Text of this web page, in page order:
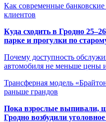
Как современные
клиентов
Куда сходить в Гродно
парке и прогулки по
Почему доступность
автомобиля не меньше цены
Трансферная модель
раньше грандов
Пока взрослые выпивали,
Гродно возбудили